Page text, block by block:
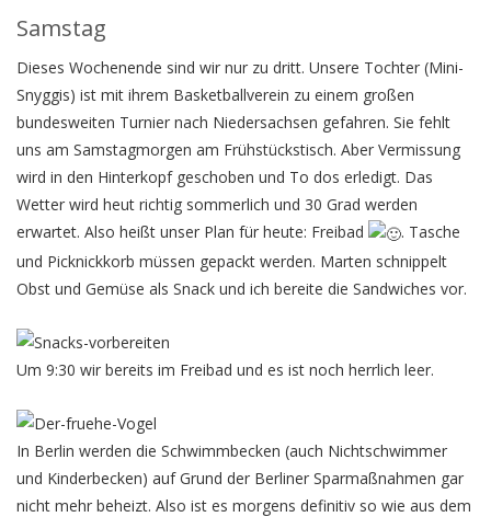
Samstag
Dieses Wochenende sind wir nur zu dritt. Unsere Tochter (Mini-
Snyggis) ist mit ihrem Basketballverein zu einem großen
bundesweiten Turnier nach Niedersachsen gefahren. Sie fehlt
uns am Samstagmorgen am Frühstückstisch. Aber Vermissung
wird in den Hinterkopf geschoben und To dos erledigt. Das
Wetter wird heut richtig sommerlich und 30 Grad werden
erwartet. Also heißt unser Plan für heute: Freibad
. Tasche
und Picknickkorb müssen gepackt werden. Marten schnippelt
Obst und Gemüse als Snack und ich bereite die Sandwiches vor.
Um 9:30 wir bereits im Freibad und es ist noch herrlich leer.
In Berlin werden die Schwimmbecken (auch Nichtschwimmer
und Kinderbecken) auf Grund der Berliner Sparmaßnahmen gar
nicht mehr beheizt. Also ist es morgens definitiv so wie aus dem